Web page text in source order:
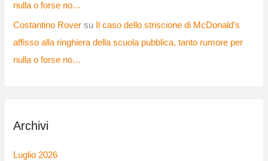
nulla o forse no…
Costantino Rover su
Il caso dello striscione di McDonald’s
affisso alla ringhiera della scuola pubblica, tanto rumore per
nulla o forse no…
Archivi
Luglio 2026